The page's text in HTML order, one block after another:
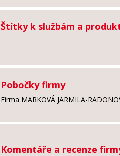
Štítky k službám a
Pobočky firmy
Firma MARKOVÁ JARMILA-
Komentáře a recenze firmy